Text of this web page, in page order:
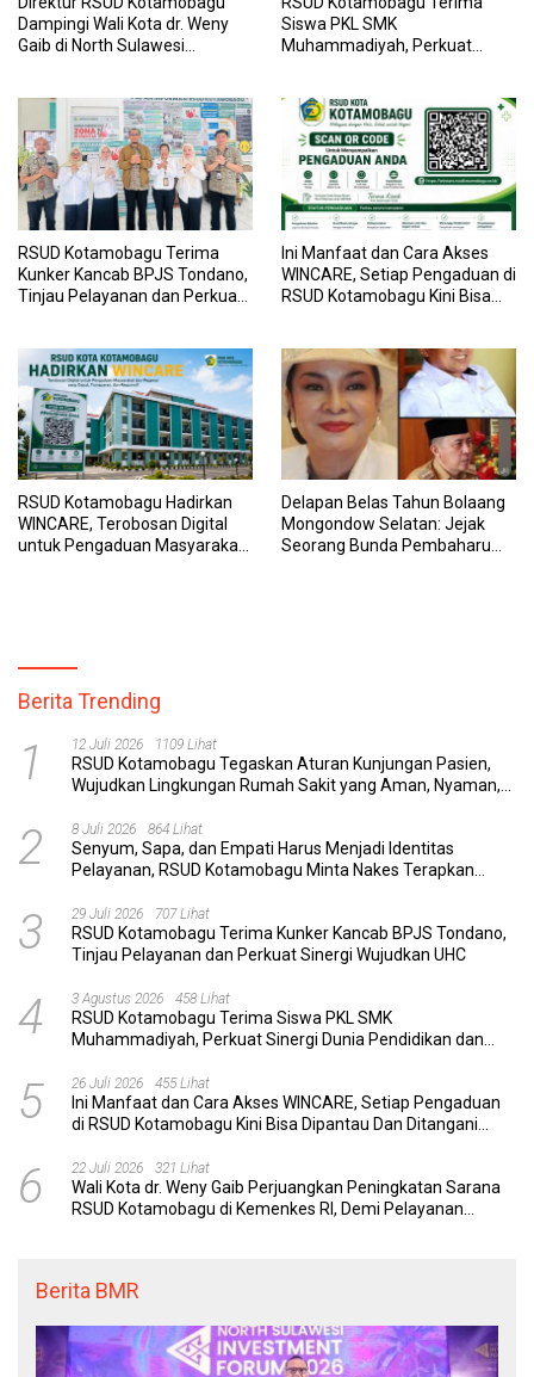
Dampingi Wali Kota dr. Weny
Gaib di North Sulawesi
Siswa PKL SMK
Muhammadiyah, Perkuat
RSUD Kotamobagu Terima
Kunker Kancab BPJS Tondano,
Tinjau Pelayanan dan Perkuat
Ini Manfaat dan Cara Akses
WINCARE, Setiap Pengaduan di
RSUD Kotamobagu Kini Bisa
RSUD Kotamobagu Hadirkan
WINCARE, Terobosan Digital
untuk Pengaduan Masyarakat
Delapan Belas Tahun Bolaang
Mongondow Selatan: Jejak
Seorang Bunda Pembaharu
Berita Trending
1 12 Juli 2026 1109 Lihat
RSUD Kotamobagu Tegaskan Aturan Kunjungan Pasien,
Wujudkan Lingkungan Rumah Sakit yang Aman, Nyaman,
2 8 Juli 2026 864 Lihat
Senyum, Sapa, dan Empati Harus Menjadi Identitas
Pelayanan, RSUD Kotamobagu Minta Nakes Terapkan
3 29 Juli 2026 707 Lihat
RSUD Kotamobagu Terima Kunker Kancab BPJS Tondano,
Tinjau Pelayanan dan Perkuat Sinergi Wujudkan UHC
4 3 Agustus 2026 458 Lihat
RSUD Kotamobagu Terima Siswa PKL SMK
Muhammadiyah, Perkuat Sinergi Dunia Pendidikan dan
5 26 Juli 2026 455 Lihat
Ini Manfaat dan Cara Akses WINCARE, Setiap Pengaduan
di RSUD Kotamobagu Kini Bisa Dipantau Dan Ditangani
6 22 Juli 2026 321 Lihat
Wali Kota dr. Weny Gaib Perjuangkan Peningkatan Sarana
RSUD Kotamobagu di Kemenkes RI, Demi Pelayanan
Berita BMR